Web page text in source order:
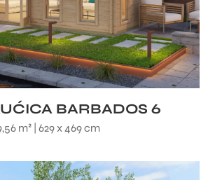
BARBADOS 6
m² | 629 x 469 cm